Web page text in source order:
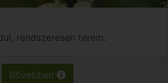
rendszeresen terem.
Bővebben